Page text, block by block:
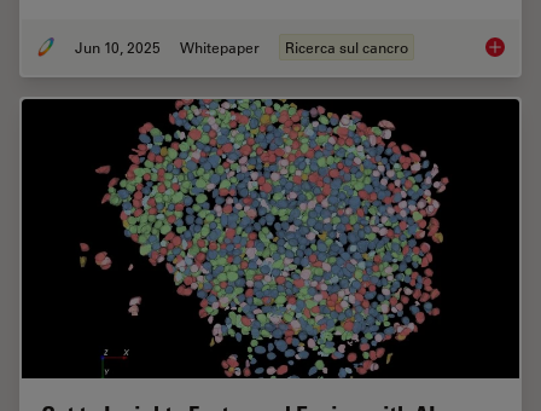
Jun 10, 2025 Whitepaper Ricerca sul cancro